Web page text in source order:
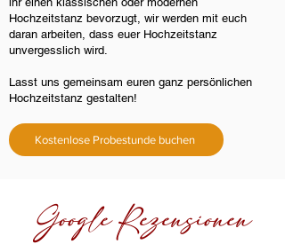
Hochzeitstanz bevorzugt, wir werden mit euch
daran arbeiten, dass euer Hochzeitstanz
unvergesslich wird.
Lasst uns gemeinsam euren ganz persönlichen
Hochzeitstanz gestalten!
Kostenlose Probestunde buchen
Google Rezensionen